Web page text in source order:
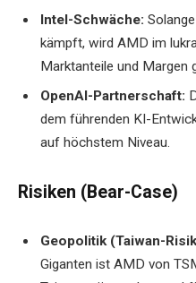
Intel-Schwäche:
kämpft, wird AMD im
Marktanteile und Margen
OpenAI-Partnerschaft:
dem führenden KI-
auf höchstem Niveau.
Risiken (Bear-Case)
Geopolitik (Taiwan-
Giganten ist AMD von